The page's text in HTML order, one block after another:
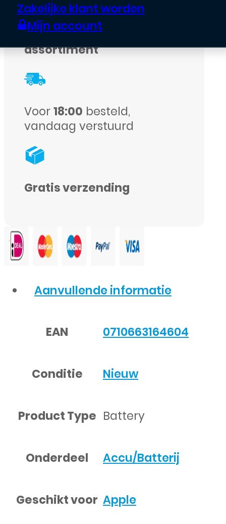
Zakelijke klant worden
Mijn account
Pro
-
Capaciteit
Echte garantie op alle
assortiment
Voor18:00 besteld,
vandaag verstuurd
Gratis verzending
Aanvullende informatie
EAN 0710663164604
Conditie Nieuw
Product Type Battery
Onderdeel Accu/Batterij
Geschikt voor Apple